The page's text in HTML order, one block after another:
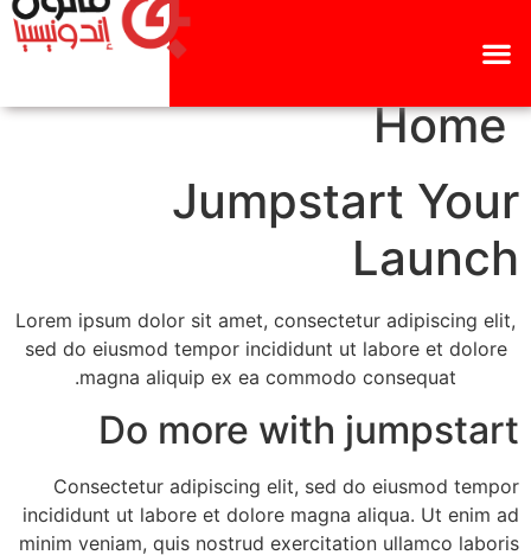
Home
Jumpstart Your
Launch
Lorem ipsum dolor sit amet, consectetur adipiscing elit,
sed do eiusmod tempor incididunt ut labore et dolore
magna aliquip ex ea commodo consequat.
Do more with jumpstart
Consectetur adipiscing elit, sed do eiusmod tempor
incididunt ut labore et dolore magna aliqua. Ut enim ad
minim veniam, quis nostrud exercitation ullamco laboris